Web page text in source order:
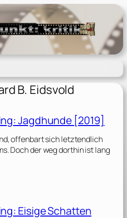
B. Eidsvold
Jagdhunde [2019]
offenbart sich letztendlich
Doch der weg dorthin ist lang
Eisige Schatten